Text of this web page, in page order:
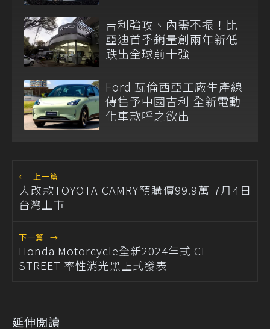
吉利強攻、內需不振！比
亞迪首季銷量創兩年新低
跌出全球前十強
Ford 瓦倫西亞工廠生產線
傳售予中國吉利 全新電動
化車款呼之欲出
← 上一篇
大改款TOYOTA CAMRY預購價99.9萬 7月4日
台灣上市
下一篇 →
Honda Motorcycle全新2024年式 CL
STREET 率性消光黑正式發表
延伸閱讀